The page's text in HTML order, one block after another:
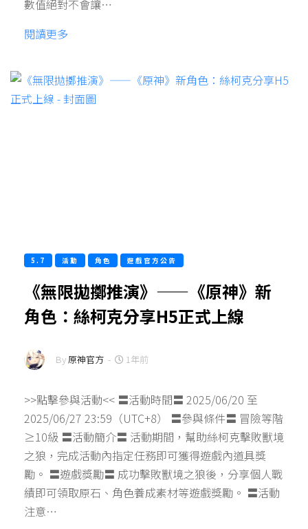
數值絕對不會讓…
閱讀更多
5.7 活動 角色 遊戲官方公告
《無限拋擲推演》——《原神》新
角色：絲柯克分享H5正式上線
By原神官方 - 1年前
>>點擊參與活動<< 〓活動時間〓 2025/06/20 至
2025/06/27 23:59（UTC+8） 〓參與條件〓 冒險等階
≥10級 〓活動簡介〓 活動期間，幫助絲柯克擊敗獸境
之狼，完成活動內指定任務即可獲得遊戲內道具獎
勵。 〓遊戲獎勵〓 成功擊敗獸境之狼後，分享個人戰
績即可領取原石、角色養成素材等遊戲獎勵。 〓活動
注意…